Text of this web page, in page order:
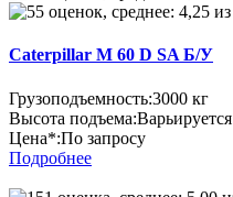
Caterpillar M 60 D SA Б/У
Грузоподъемность:3000 кг
Высота подъема:Варьируется
Цена*:По запросу
Подробнее